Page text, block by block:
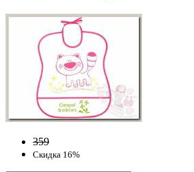
359
Скидка 16%